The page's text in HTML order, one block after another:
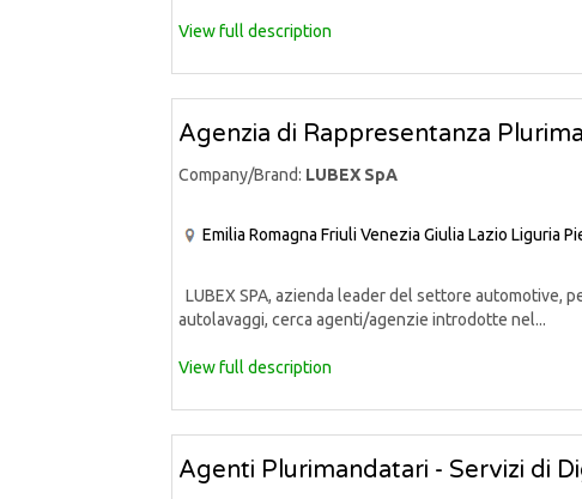
View full description
Agenzia di Rappresentanza
Company/Brand: LUBEX SpA
Emilia Romagna Friuli Venezia Giulia Lazio Liguria
LUBEX SPA, azienda leader del settore automotive,
autolavaggi, cerca agenti/agenzie introdotte nel...
View full description
Agenti Plurimandatari - Servizi di